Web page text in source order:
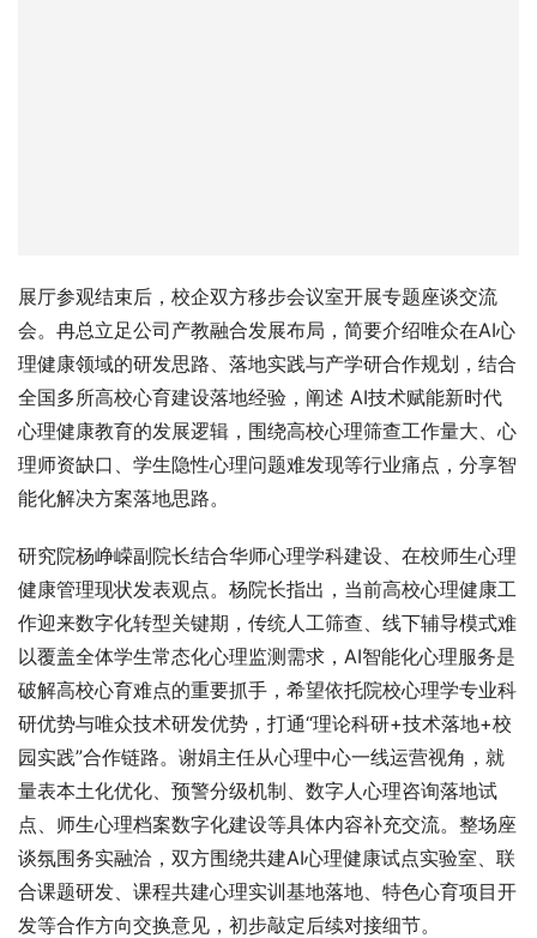
展厅参观结束后，校企双方移步会议室开展专题座谈交流
会。冉总立足公司产教融合发展布局，简要介绍唯众在AI心
理健康领域的研发思路、落地实践与产学研合作规划，结合
全国多所高校心育建设落地经验，阐述 AI技术赋能新时代
心理健康教育的发展逻辑，围绕高校心理筛查工作量大、心
理师资缺口、学生隐性心理问题难发现等行业痛点，分享智
能化解决方案落地思路。
研究院杨峥嵘副院长结合华师心理学科建设、在校师生心理
健康管理现状发表观点。杨院长指出，当前高校心理健康工
作迎来数字化转型关键期，传统人工筛查、线下辅导模式难
以覆盖全体学生常态化心理监测需求，AI智能化心理服务是
破解高校心育难点的重要抓手，希望依托院校心理学专业科
研优势与唯众技术研发优势，打通“理论科研+技术落地+校
园实践”合作链路。谢娟主任从心理中心一线运营视角，就
量表本土化优化、预警分级机制、数字人心理咨询落地试
点、师生心理档案数字化建设等具体内容补充交流。整场座
谈氛围务实融洽，双方围绕共建AI心理健康试点实验室、联
合课题研发、课程共建心理实训基地落地、特色心育项目开
发等合作方向交换意见，初步敲定后续对接细节。